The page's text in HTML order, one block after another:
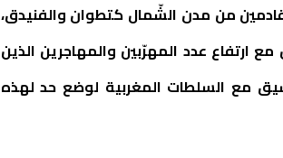
من مدن الشّمال كتطوان والفنيدق،
ارتفاع عدد المهرّبين والمهاجرين الذين
مع السلطات المغربية لوضع حد لهذه